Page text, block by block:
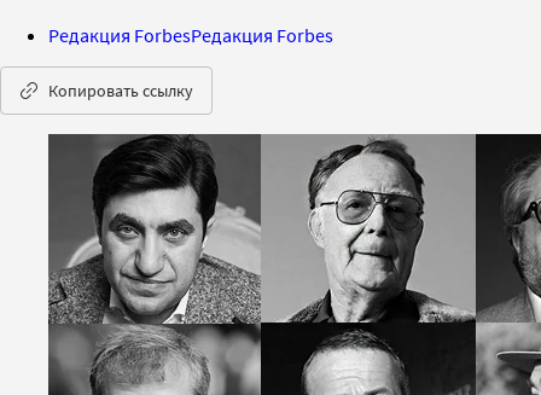
Редакция ForbesРедакция Forbes
Копировать ссылку